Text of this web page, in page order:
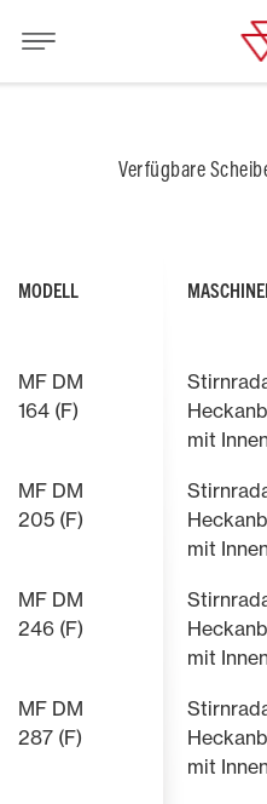
Verfügbare
mit
mit
mit
mit
MODELL
MF DM
164 (F)
MF DM
205 (F)
MF DM
246 (F)
MF DM
287 (F)